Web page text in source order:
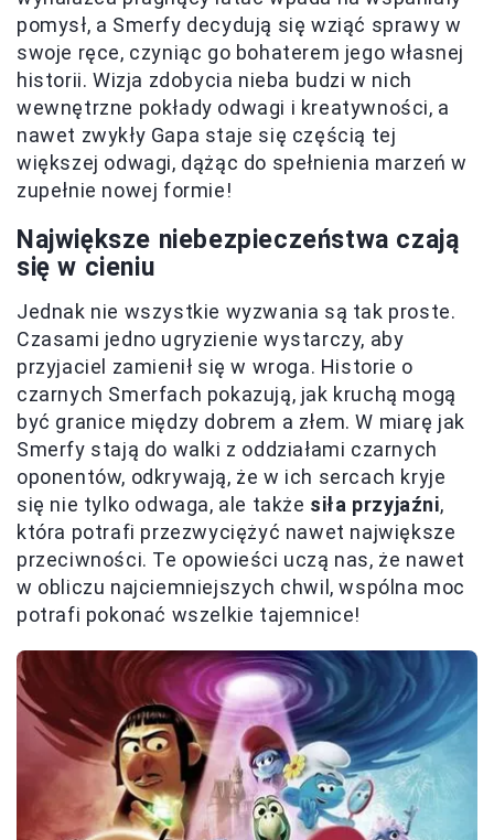
pomysł, a Smerfy decydują się wziąć sprawy w
swoje ręce, czyniąc go bohaterem jego własnej
historii. Wizja zdobycia nieba budzi w nich
wewnętrzne pokłady odwagi i kreatywności, a
nawet zwykły Gapa staje się częścią tej
większej odwagi, dążąc do spełnienia marzeń w
zupełnie nowej formie!
Największe niebezpieczeństwa czają
się w cieniu
Jednak nie wszystkie wyzwania są tak proste.
Czasami jedno ugryzienie wystarczy, aby
przyjaciel zamienił się w wroga. Historie o
czarnych Smerfach pokazują, jak kruchą mogą
być granice między dobrem a złem. W miarę jak
Smerfy stają do walki z oddziałami czarnych
oponentów, odkrywają, że w ich sercach kryje
się nie tylko odwaga, ale także siła przyjaźni,
która potrafi przezwyciężyć nawet największe
przeciwności. Te opowieści uczą nas, że nawet
w obliczu najciemniejszych chwil, wspólna moc
potrafi pokonać wszelkie tajemnice!